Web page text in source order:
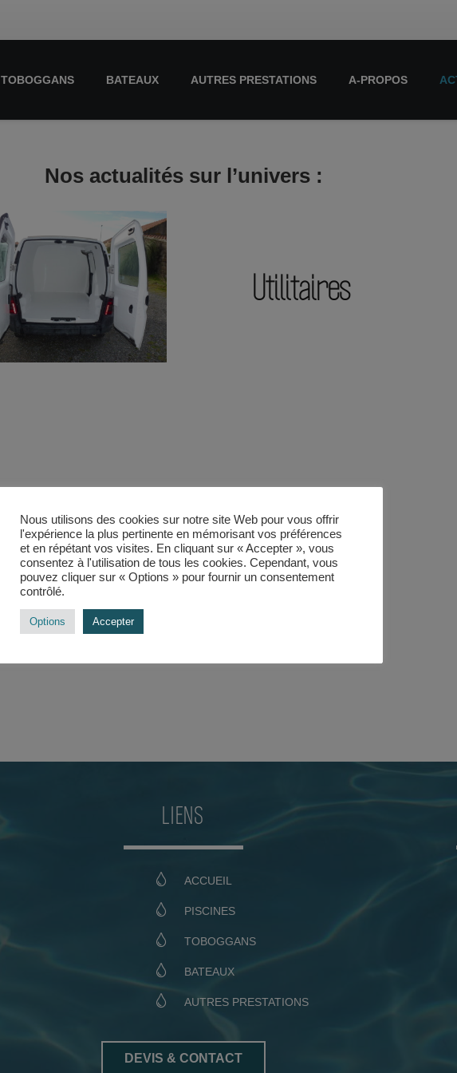
TOBOGGANS BATEAUX AUTRES PRESTATIONS A-PROPOS
Nos actualités sur l’univers :
Utilitaires
LIENS
ACCUEIL
PISCINES
TOBOGGANS
BATEAUX
AUTRES PRESTATIONS
DEVIS & CONTACT
Nous utilisons des cookies sur notre site Web pour vous offrir
l'expérience la plus pertinente en mémorisant vos préférences
et en répétant vos visites. En cliquant sur « Accepter », vous
consentez à l'utilisation de tous les cookies. Cependant, vous
pouvez cliquer sur « Options » pour fournir un consentement
contrôlé.
Options Accepter